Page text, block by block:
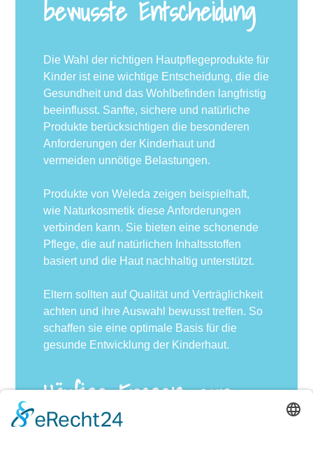
bewusste Entscheidung
Die Wahl der richtigen Hautpflegeprodukte für
Kinder ist eine wichtige Entscheidung, die die
Gesundheit und das Wohlbefinden langfristig
beeinflusst. Sanfte, sichere und natürliche
Produkte berücksichtigen die besonderen
Anforderungen der Kinderhaut und
vermeiden unnötige Belastungen.
Produkte von Weleda zeigen beispielhaft,
wie Naturkosmetik diese Anforderungen
verbinden kann. Sie bieten eine schonende
Pflege, die auf natürlichen Inhaltsstoffen
basiert und die Haut nachhaltig unterstützt.
Eltern sollten auf Qualität und Verträglichkeit
achten und ihre Auswahl bewusst treffen. So
schaffen sie eine optimale Basis für die
gesunde Entwicklung der Kinderhaut.
Häufige Fragen zur
Hautpflege für Kinder